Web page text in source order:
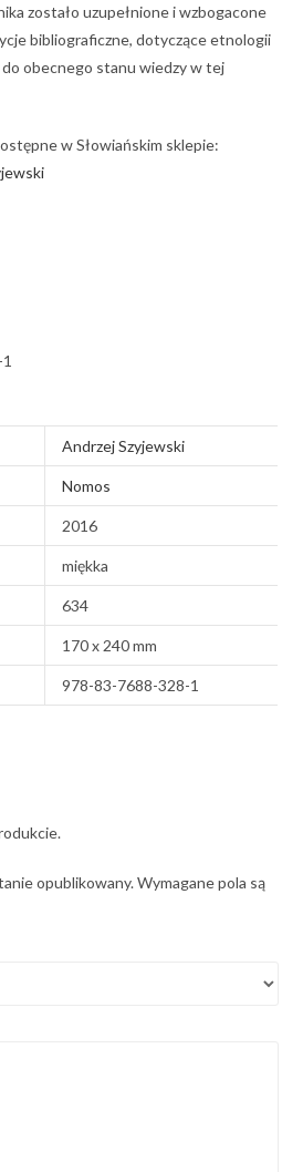
zostało uzupełnione i wzbogacone
bibliograficzne, dotyczące etnologii
obecnego stanu wiedzy w tej
w Słowiańskim sklepie:
Andrzej Szyjewski
Nomos
2016
miękka
634
170 x 240 mm
978-83-7688-328-1
opublikowany. Wymagane pola są